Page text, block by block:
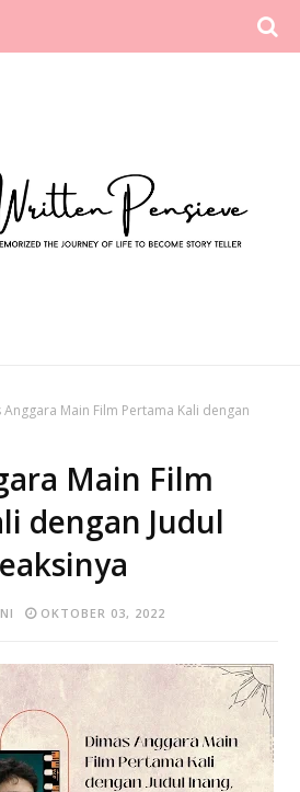
Anggara Main Film Pertama Kali dengan
Main Film
dengan Judul
OKTOBER 03, 2022